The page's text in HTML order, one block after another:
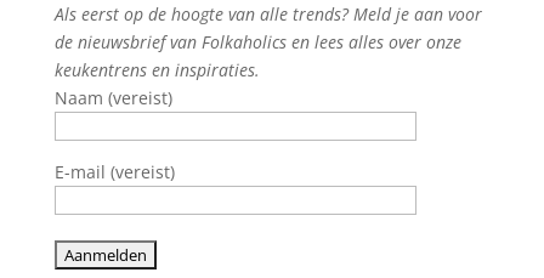
Als eerst op de hoogte van alle trends? Meld je aan voor
de nieuwsbrief van Folkaholics en lees alles over onze
keukentrens en inspiraties.
Naam (vereist)
E-mail (vereist)